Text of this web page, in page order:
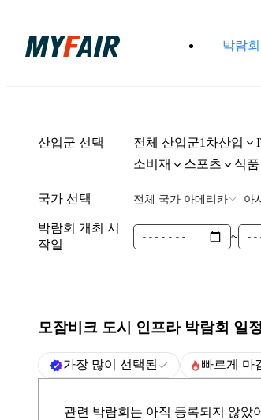
박람
산업군 선택 전체 산업군1차산업
소비재
스포츠 식품
국가 선택 전체 국가 아메리카 아
박람회 개최 시
작일
~
모잠비크 도시 인프라박람회 일정
가장 많이 선택된 빠르게 마
관련 박람회는 아직 등록되지 않았